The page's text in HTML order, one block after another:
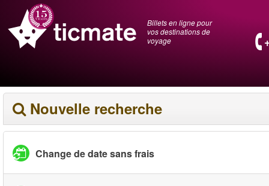
Billets en ligne pour
vos destinations de
voyage
Nouvelle recherche
Change de date sans frais